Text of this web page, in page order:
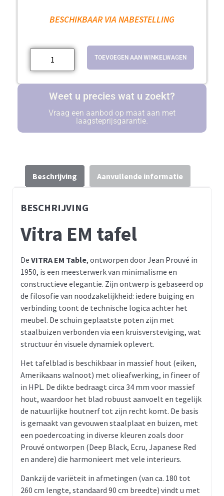
BESCHIKBAAR VIA NABESTELLING
TOEVOEGEN AAN WINKELWAGEN
Weet u precies wat u zoekt?
Vraag een aanbod op maat aan met
laagsteprijsgarantie.
Beschrijving Aanvullende informatie
BESCHRIJVING
Vitra EM tafel
De VITRA EM Table, ontworpen door Jean Prouvé in
1950, is een meesterwerk van minimalisme en
constructieve elegantie. Zijn ontwerp is gebaseerd op
de filosofie van noodzakelijkheid: iedere buiging en
verbinding toont de technische logica achter het
meubel. De schuin geplaatste poten zijn met
staalbuizen verbonden via een kruisversteviging, wat
structuur én visuele dynamiek oplevert.
Het tafelblad is beschikbaar in massief hout (eiken,
Amerikaans walnoot) met olieafwerking, in fineer of
in HPL. De dikte bedraagt circa 34 mm voor massief
hout, waardoor het blad robuust aanvoelt en tegelijk
de natuurlijke houtnerf tot zijn recht komt. De basis
is gemaakt van gevouwen staalplaat en buizen, met
een poedercoating in diverse kleuren zoals door
Prouvé ontworpen (Deep Black, Ecru, Japanese Red
en andere) die harmonieert met vele interieurs.
Dankzij de variëteit in afmetingen (van ca. 180 tot
260 cm lengte, standaard 90 cm breedte) vindt u met